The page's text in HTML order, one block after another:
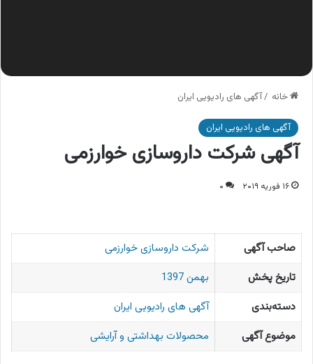
خانه /آگهی های رادیویی ایران
آگهی های رادیویی ایران
آگهی شرکت داروسازی خوارزمی
۱۶ فوریه ۲۰۱۹ ۰
صاحب آگهی
شرکت داروسازی خوارزمی
تاریخ پخش
بهمن 1397
دسته‌بندی
آگهی های رادیویی ایران
موضوع آگهی
محصولات بهداشتی و آرایشی